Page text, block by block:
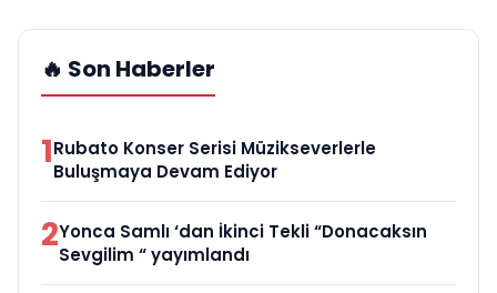
🔥 Son Haberler
1Rubato Konser Serisi Müzikseverlerle
Buluşmaya Devam Ediyor
2Yonca Samlı ‘dan İkinci Tekli “Donacaksın
Sevgilim “ yayımlandı